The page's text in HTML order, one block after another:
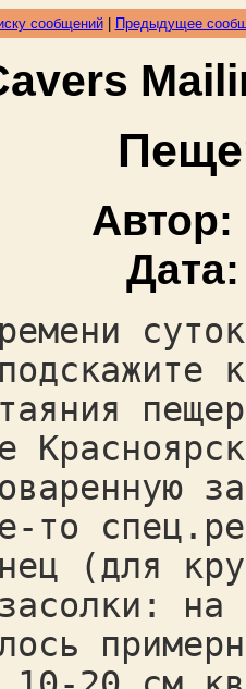
сообщений| Предыдущее
Автор:
то
(для
на